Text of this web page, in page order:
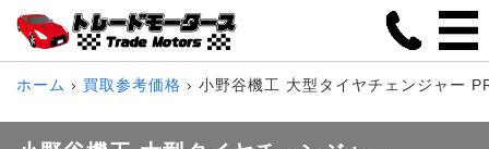
ホーム 買取参考価格 小野谷機工 大型タイヤチェンジャー